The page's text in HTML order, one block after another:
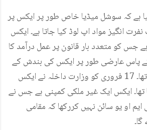
ہے کہ سوشل میڈیا خاص طور پر ایکس پر
انگیز مواد اپ لوڈ کیا جاتا ہے۔ ایکس
جس کو متعدد بار قانون پر عمل درآمد کا
کے پاس عارضی طور پر ایکس کی بندش کے
سوا کوئی راستہ نہیں تھا۔ 17 فروری کو وزارت داخلہ نے ایکس
تھا۔ ایکس ایک غیر ملکی کمپنی ہے جس نے
او یو سائن نہیں کررکھا کہ مقامی